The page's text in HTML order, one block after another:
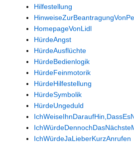
Hilfestellung
HomepageVonLidl
HürdeAngst
HürdeAusflüchte
HürdeBedienlogik
HürdeFeinmotorik
HürdeHilfestellung
HürdeSymbolik
HürdeUngeduld
IchWürdeJaLieberKurzAnrufen